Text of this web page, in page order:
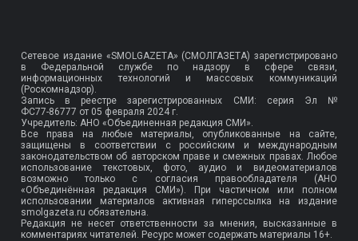
Сетевое издание «SMOLGAZETA» (СМОЛГАЗЕТА) зарегистрировано
в Федеральной службе по надзору в сфере связи,
информационных технологий и массовых коммуникаций
(Роскомнадзор).
Запись в реестре зарегистрированных СМИ: серия Эл №
ФС77-86777 от 05 февраля 2024 г.
Учредитель: АНО «Объединенная редакция СМИ».
Все права на любые материалы, опубликованные на сайте,
защищены в соответствии с российским и международным
законодательством об авторском праве и смежных правах. Любое
использование текстовых, фото, аудио и видеоматериалов
возможно только с согласия правообладателя (АНО
«Объединённая редакция СМИ»). При частичном или полном
использовании материалов активная гиперссылка на издание
smolgazeta.ru обязательна.
Редакция не несет ответственности за мнения, высказанные в
комментариях читателей. Ресурс может содержать материалы 16+.